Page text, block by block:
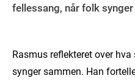
fellessang, når folk
Rasmus reflekteret over
synger sammen. Han